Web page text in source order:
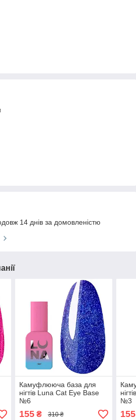
14 днів за домовленістю
Камуфлююча база для
нігтів Luna Cat Eye Base
№6
155₴ 310 ₴
№3
155